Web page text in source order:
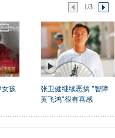
1/3
女孩
张卫健继续恶搞 "智障
黄飞鸿"很有喜感